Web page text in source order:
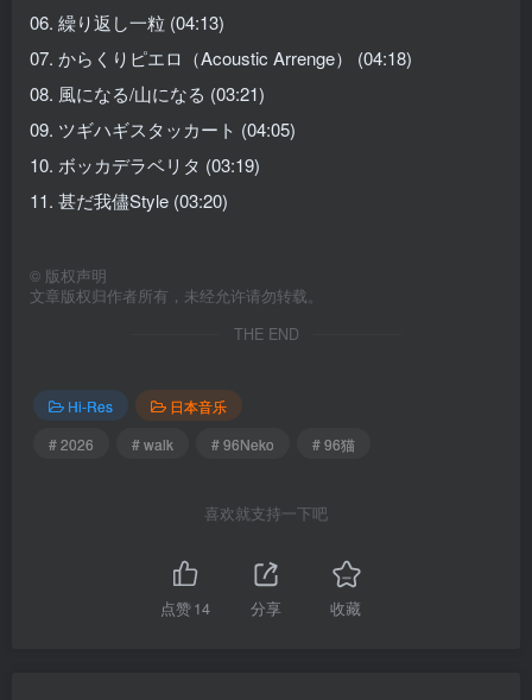
06. 繰り返し一粒 (04:13)
07. からくりピエロ（Acoustic Arrenge） (04:18)
08. 風になる/山になる (03:21)
09. ツギハギスタッカート (04:05)
10. ボッカデラベリタ (03:19)
11. 甚だ我儘Style (03:20)
© 版权声明
文章版权归作者所有，未经允许请勿转载。
THE END
Hi-Res
日本音乐
# 2026
# walk # 96Neko # 96猫
喜欢就支持一下吧
点赞14 分享 收藏